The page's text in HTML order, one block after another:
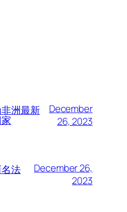
洲最新
December
26, 2023
法
December 26,
2023